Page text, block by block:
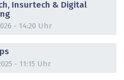
Insurtech & Digital
- 14:20 Uhr
- 11:15 Uhr